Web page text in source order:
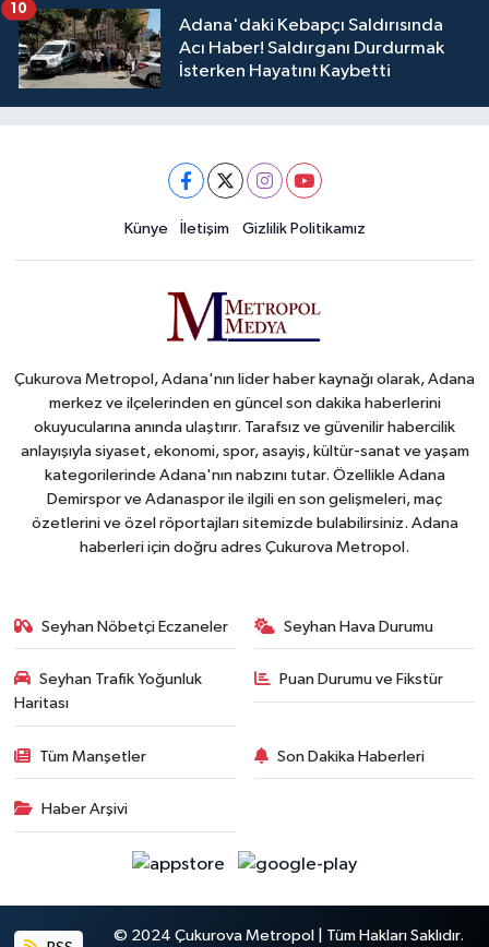
Adana'daki Kebapçı Saldırısında
Acı Haber! Saldırganı Durdurmak
İsterken Hayatını Kaybetti
10
Künye İletişim Gizlilik Politikamız
Çukurova Metropol, Adana'nın lider haber kaynağı olarak, Adana
merkez ve ilçelerinden en güncel son dakika haberlerini
okuyucularına anında ulaştırır. Tarafsız ve güvenilir habercilik
anlayışıyla siyaset, ekonomi, spor, asayiş, kültür-sanat ve yaşam
kategorilerinde Adana'nın nabzını tutar. Özellikle Adana
Demirspor ve Adanaspor ile ilgili en son gelişmeleri, maç
özetlerini ve özel röportajları sitemizde bulabilirsiniz. Adana
haberleri için doğru adres Çukurova Metropol.
Seyhan Nöbetçi Eczaneler Seyhan Hava Durumu
Seyhan Trafik Yoğunluk
Haritası
Puan Durumu ve Fikstür
Tüm Manşetler Son Dakika Haberleri
Haber Arşivi
© 2024 Çukurova Metropol | Tüm Hakları Saklıdır.